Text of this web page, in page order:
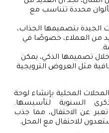
محددة تتناسب مع
الجيدة بتصميمها الجذاب،
من العملاء، خصوصًا في
تصميمها الذكي، يمكن
مثل العروض الترويجية
المحلية بإنشاء لوحة
السنوية لتأسيسها.
تعبر عن الاحتفال، مما جذب
للاحتفال مع المحل.